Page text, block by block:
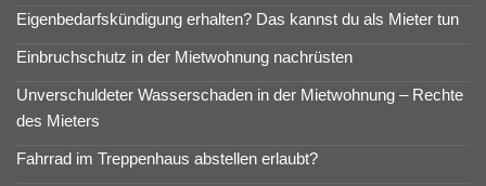
Eigenbedarfskündigung erhalten? Das kannst du als Mieter tun
Einbruchschutz in der Mietwohnung nachrüsten
Unverschuldeter Wasserschaden in der Mietwohnung – Rechte
des Mieters
Fahrrad im Treppenhaus abstellen erlaubt?